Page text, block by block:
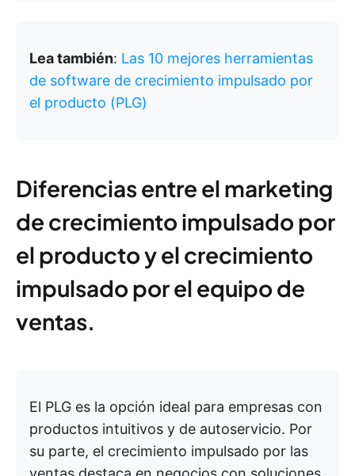
Lea también: Las 10 mejores herramientas
de software de crecimiento impulsado por
el producto (PLG)
Diferencias entre el marketing
de crecimiento impulsado por
el producto y el crecimiento
impulsado por el equipo de
ventas.
El PLG es la opción ideal para empresas con
productos intuitivos y de autoservicio. Por
su parte, el crecimiento impulsado por las